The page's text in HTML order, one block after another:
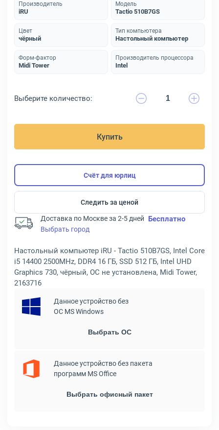
Производитель
iRU
Модель
Tactio 510B7GS
Цвет
чёрный
Тип компьютера
Настольный компьютер
Форм-фактор
Midi Tower
Производитель процессора
Intel
Выберите количество:
Купить
Счёт для юрлиц
Следить за ценой
Доставка по Москве за 2-5 дней Бесплатно
Выбрать город
Настольный компьютер iRU - Tactio 510B7GS, Intel Core
i5 14400 2500MHz, DDR4 16 ГБ, SSD 512 ГБ, Intel UHD
Graphics 730, чёрный, ОС не установлена, Midi Tower,
2163716
Данное устройство без
ОС MS Windows
Выбрать ОС
Данное устройство без пакета
программ MS Office
Выбрать офисный пакет